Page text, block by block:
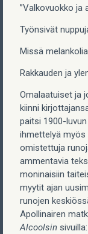
”Valkovuokko ja
Työnsivät
Missä
Rakkauden ja
Omalaatuiset ja
kiinni
paitsi 1900-
ihmettelyä myös
omistettuja
ammentavia
moninaisiin
myytit ajan
runojen
Apollinairen
Alcoolsin sivuilla: